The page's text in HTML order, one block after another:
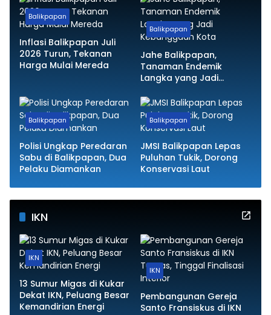
Balikpapan
Inflasi Balikpapan Juli
2026 Turun, Tekanan
Harga Mulai Mereda
Balikpapan
Jahe Balikpapan,
Tanaman Endemik
Langka yang Jadi
Balikpapan
Polisi Ungkap Peredaran
Sabu di Balikpapan, Dua
Pelaku Diamankan
Balikpapan
JMSI Balikpapan Lepas
Puluhan Tukik, Dorong
Konservasi Laut
IKN
IKN
13 Sumur Migas di Kukar
Dekat IKN, Peluang Besar
Kemandirian Energi
IKN
Pembangunan Gereja
Santo Fransiskus di IKN